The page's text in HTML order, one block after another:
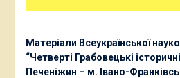
Матеріали Всеукраїнської
“Четверті Грабовецькі
Печеніжин – м. Івано-